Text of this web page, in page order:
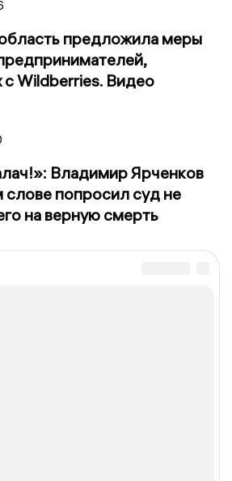
предложила меры
Wildberries. Видео
Владимир Ярченков
слове попросил суд не
на верную смерть